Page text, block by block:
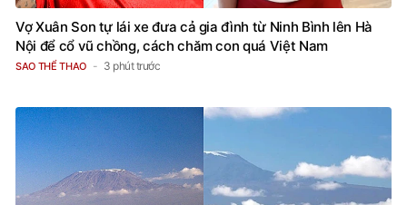
Vợ Xuân Son tự lái xe đưa cả gia đình từ Ninh Bình lên Hà
Nội để cổ vũ chồng, cách chăm con quá Việt Nam
SAO THỂ THAO 3 phút trước